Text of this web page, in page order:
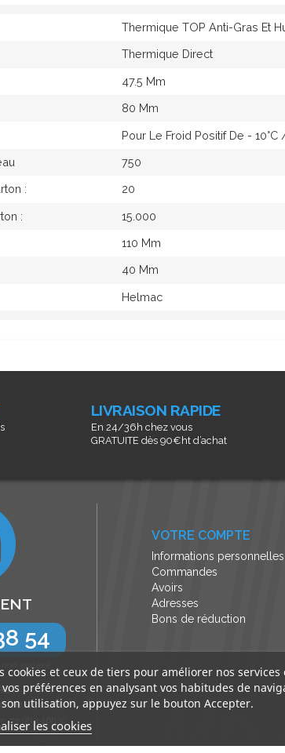
Thermique TOP Anti-Gras Et
Thermique Direct
47.5 Mm
80 Mm
Pour Le Froid Positif De - 10°c
750
: 20
: 15.000
110 Mm
40 Mm
Helmac
LIVRAISON RAPIDE
En 24/36h chez vous
GRATUITE dès 90€ht d’achat
VOTRE COMPTE
Informations personnelles
Commandes
Avoirs
Adresses
Bons de réduction
54
!
écoute
de 9h à 16h30
cookies et ceux de tiers pour améliorer nos services
préférences en analysant vos habitudes de
utilisation, appuyez sur le bouton Accepter.
les cookies